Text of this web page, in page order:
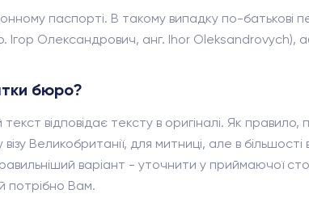
паспорті. В такому випадку по-батькові
Ігор Олександрович, анг. Ihor Oleksandrovych),
бюро?
відповідає тексту в оригіналі. Як
Великобританії, для митниці, але в
варіант - уточнити у приймаючої
потрібно Вам.